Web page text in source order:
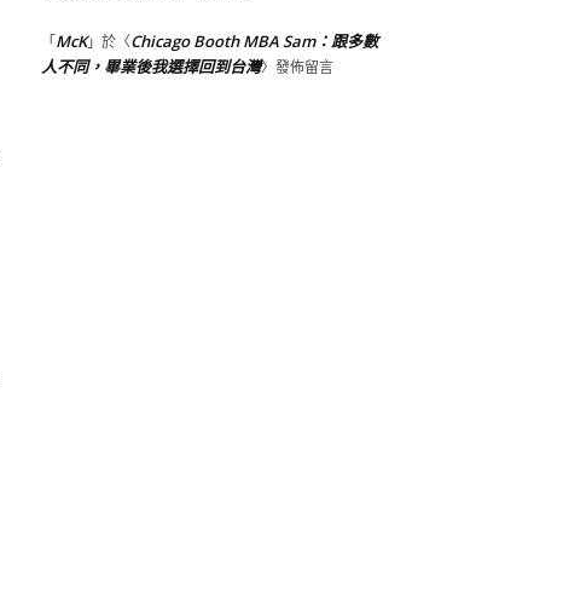
「McK」於〈Chicago Booth MBA Sam：跟多數
人不同，畢業後我選擇回到台灣〉發佈留言